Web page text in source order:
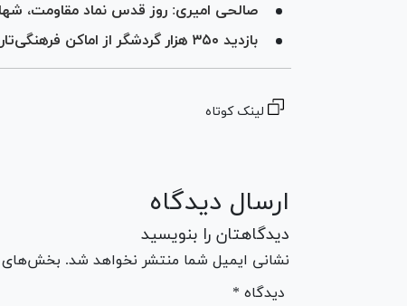
صالحی امیری: روز قدس نماد مقاومت،
بازدید ۳۵۰ هزار گردشگر از اماکن فرهنگی‌تاریخی در روز گذشته
لینک کوتاه
ارسال دیدگاه
دیدگاهتان را بنویسید
نشانی ایمیل شما منتشر نخواهد شد. بخش‌های
* دیدگاه